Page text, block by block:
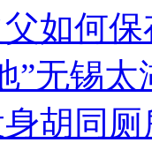
父如何
”无锡
胡同